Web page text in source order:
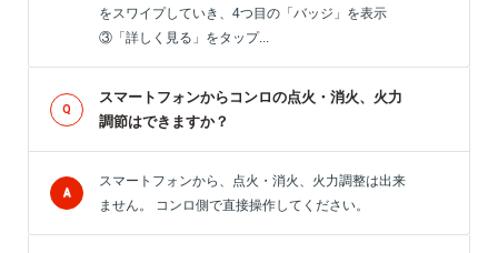
をスワイプしていき、4つ目の「バッジ」を表示
③「詳しく見る」をタップ...
スマートフォンからコンロの点火・消火、火力
調節はできますか？
スマートフォンから、点火・消火、火力調整は出来
ません。 コンロ側で直接操作してください。